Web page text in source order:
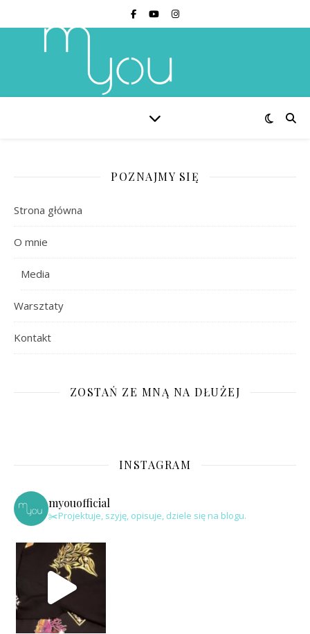
POZNAJMY SIĘ
Strona główna
O mnie
Media
Warsztaty
Kontakt
ZOSTAŃ ZE MNĄ NA DŁUŻEJ
INSTAGRAM
myouofficial
✂️Projektuje, szyję, opisuje, dziele się na blogu.